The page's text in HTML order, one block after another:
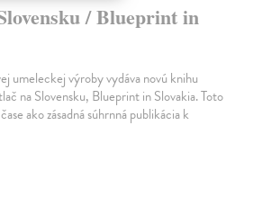
/ Blueprint in
umeleckej výroby vydáva novú knihu
na Slovensku, Blueprint in Slovakia. Toto
ako zásadná súhrnná publikácia k